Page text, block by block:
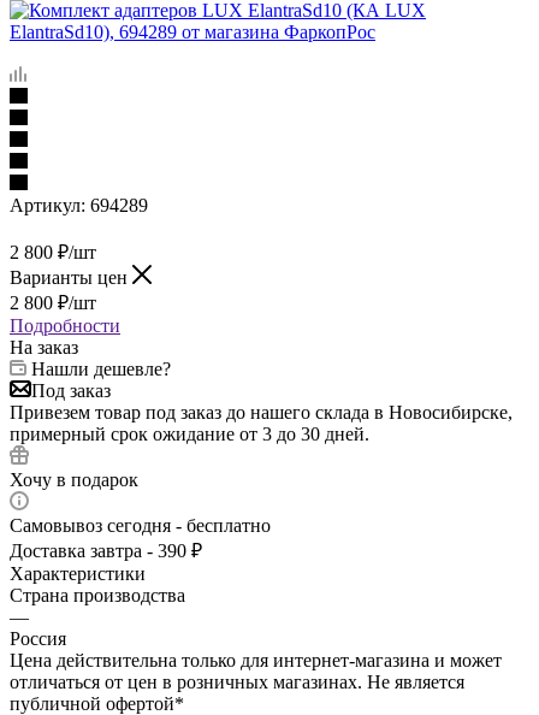
Артикул: 694289
2 800 ₽/шт
Варианты цен
2 800 ₽/шт
Подробности
На заказ
Нашли дешевле?
Под заказ
Привезем товар под заказ до нашего склада в Новосибирске,
примерный срок ожидание от 3 до 30 дней.
Хочу в подарок
Самовывоз сегодня - бесплатно
Доставка завтра - 390 ₽
Характеристики
Страна производства
—
Россия
Цена действительна только для интернет-магазина и может
отличаться от цен в розничных магазинах. Не является
публичной офертой*